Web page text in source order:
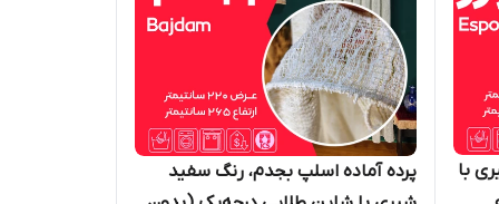
با
پرده آماده اسلپ بجدم، رنگ سفید